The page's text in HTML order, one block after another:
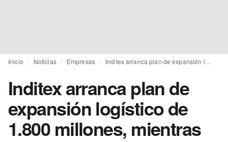
Inicio Noticias Empresas
Inditex arranca plan de
expansión logístico de
1.800 millones, mientras